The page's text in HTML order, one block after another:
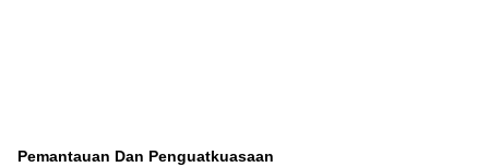
Pemantauan Dan Penguatkuasaan